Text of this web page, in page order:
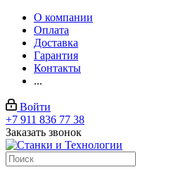
О компании
Оплата
Доставка
Гарантия
Контакты
...
Войти
+7 911 836 77 38
Заказать звонок